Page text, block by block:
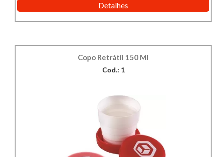
Detalhes
Copo Retrátil 150 Ml
Cod.: 1